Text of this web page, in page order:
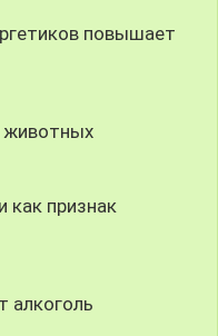
повышает
животных
как признак
алкоголь